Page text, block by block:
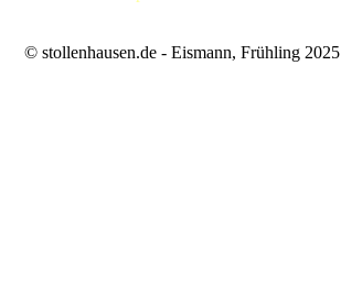
© stollenhausen.de - Eismann, Frühling 2025